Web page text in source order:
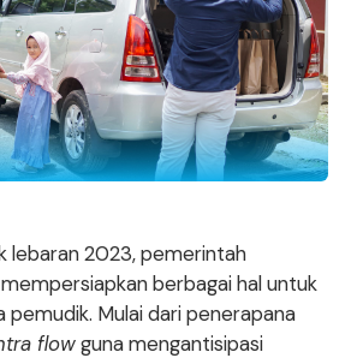
lebaran 2023, pemerintah
berbagai hal untuk
pemudik. Mulai dari penerapana
flowguna mengantisipasi